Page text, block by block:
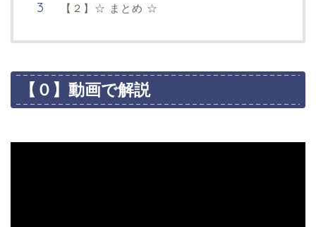
【２】☆ まとめ ☆
【０】動画で解説